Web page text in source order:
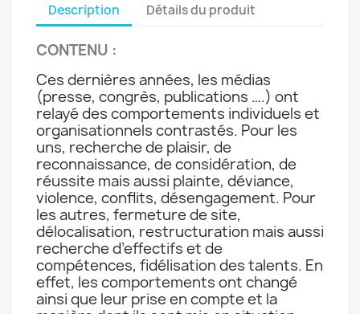
Description Détails du produit
CONTENU :
Ces dernières années, les médias
(presse, congrès, publications ….) ont
relayé des comportements individuels et
organisationnels contrastés. Pour les
uns, recherche de plaisir, de
reconnaissance, de considération, de
réussite mais aussi plainte, déviance,
violence, conflits, désengagement. Pour
les autres, fermeture de site,
délocalisation, restructuration mais aussi
recherche d’effectifs et de
compétences, fidélisation des talents. En
effet, les comportements ont changé
ainsi que leur prise en compte et la